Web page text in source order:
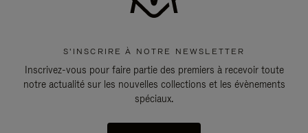
S'INSCRIRE À NOTRE NEWSLETTER
Inscrivez-vous pour faire partie des premiers à recevoir toute
notre actualité sur les nouvelles collections et les évènements
spéciaux.